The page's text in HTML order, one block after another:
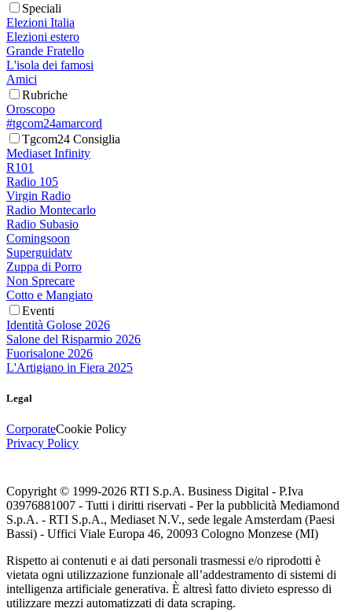
Speciali
Elezioni Italia
Elezioni estero
Grande Fratello
L'isola dei famosi
Amici
Rubriche
Oroscopo
#tgcom24amarcord
Tgcom24 Consiglia
Mediaset Infinity
R101
Radio 105
Virgin Radio
Radio Montecarlo
Radio Subasio
Comingsoon
Superguidatv
Zuppa di Porro
Non Sprecare
Cotto e Mangiato
Eventi
Identità Golose 2026
Salone del Risparmio 2026
Fuorisalone 2026
L'Artigiano in Fiera 2025
Legal
CorporateCookie Policy
Privacy Policy
Copyright © 1999-2026 RTI S.p.A. Business Digital - P.Iva
03976881007 - Tutti i diritti riservati - Per la pubblicità Mediamond
S.p.A. - RTI S.p.A., Mediaset N.V., sede legale Amsterdam (Paesi
Bassi) - Uffici Viale Europa 46, 20093 Cologno Monzese (MI)
Rispetto ai contenuti e ai dati personali trasmessi e/o riprodotti è
vietata ogni utilizzazione funzionale all’addestramento di sistemi di
intelligenza artificiale generativa. È altresì fatto divieto espresso di
utilizzare mezzi automatizzati di data scraping.